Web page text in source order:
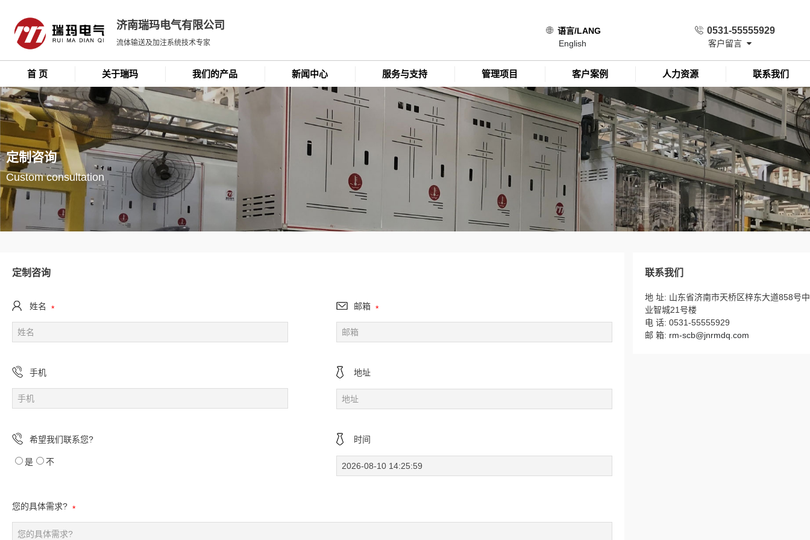
济南瑞玛电气有限公司
流体输送及加注系统技术专家
语言/LANG
English
0531-55555929
客户留言
首 页 关于瑞玛 我们的产品 新闻中心 服务与支持 管理项目 客户案例 人力资源 联系我们
定制咨询
Custom consultation
定制咨询
姓名 * 邮箱 *
手机 地址
希望我们联系您?
是 不
时间
您的具体需求? *
联系我们
地 址: 山东省济南市天桥区梓东大道858号
业智城21号楼
电 话: 0531-55555929
邮 箱: rm-scb@jnrmdq.com